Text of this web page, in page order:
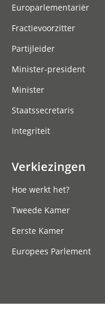
Europarlementariër
Fractievoorzitter
Partijleider
Minister-president
Minister
Staatssecretaris
Integriteit
Verkiezingen
Hoe werkt het?
Tweede Kamer
Eerste Kamer
Europees Parlement